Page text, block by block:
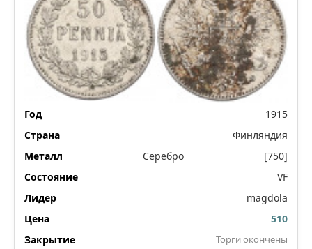
1915
Финляндия
Серебро
[750]
VF
magdola
510
Торги окончены